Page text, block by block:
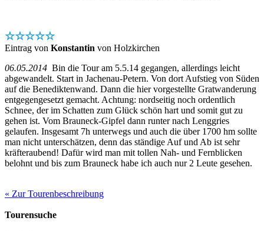
☆☆☆☆☆
Eintrag von Konstantin von Holzkirchen
06.05.2014 Bin die Tour am 5.5.14 gegangen, allerdings leicht
abgewandelt. Start in Jachenau-Petern. Von dort Aufstieg von Süden
auf die Benediktenwand. Dann die hier vorgestellte Gratwanderung
entgegengesetzt gemacht. Achtung: nordseitig noch ordentlich
Schnee, der im Schatten zum Glück schön hart und somit gut zu
gehen ist. Vom Brauneck-Gipfel dann runter nach Lenggries
gelaufen. Insgesamt 7h unterwegs und auch die über 1700 hm sollte
man nicht unterschätzen, denn das ständige Auf und Ab ist sehr
kräfteraubend! Dafür wird man mit tollen Nah- und Fernblicken
belohnt und bis zum Brauneck habe ich auch nur 2 Leute gesehen.
« Zur Tourenbeschreibung
Tourensuche